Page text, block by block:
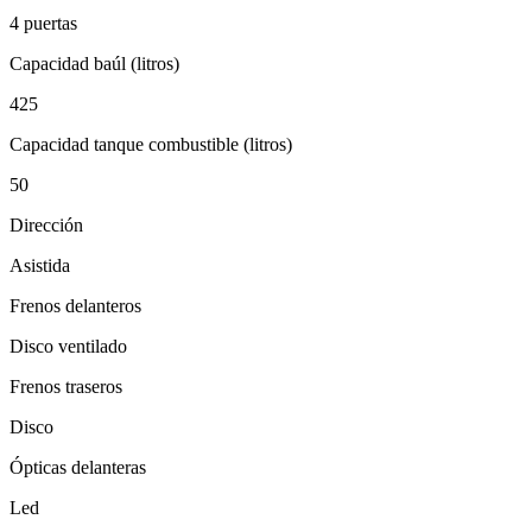
4 puertas
Capacidad baúl (litros)
425
Capacidad tanque combustible (litros)
50
Dirección
Asistida
Frenos delanteros
Disco ventilado
Frenos traseros
Disco
Ópticas delanteras
Led